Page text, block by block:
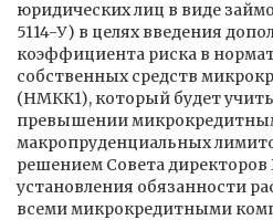
юридических лиц в виде
5114-У) в целях введения
коэффициента риска в
собственных средств
(НМКК1), который будет
превышении
макропруденциальных
решением Совета директоров
установления обязанности
всеми микрокредитными